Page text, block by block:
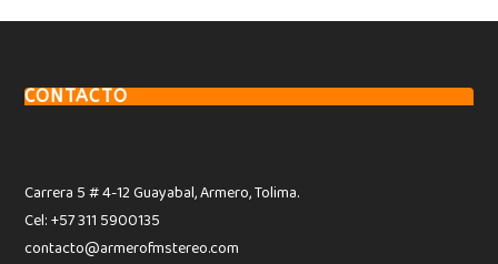
CONTACTO
Carrera 5 # 4-12 Guayabal, Armero, Tolima.
Cel: +57 311 5900135
contacto@armerofmstereo.com